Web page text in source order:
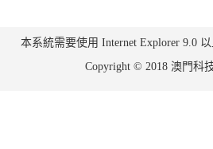
本系統需要使用 Internet Explorer 9.0
Copyright © 2018 澳門科